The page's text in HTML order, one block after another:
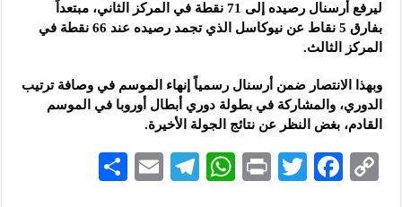
ليرفع أرسنال رصيده إلى 71 نقطة في المركز الثاني، مبتعداً
بفارق 5 نقاط عن نيوكاسل الذي تجمد رصيده عند 66 نقطة في
المركز الثالث.
وبهذا الانتصار ضمن أرسنال رسمياً إنهاء الموسم في وصافة ترتيب
الدوري، والمشاركة في بطولة دوري أبطال أوروبا في الموسم
القادم، بغض النظر عن نتائج الجولة الأخيرة.
C
F
T
P
W
Te
E